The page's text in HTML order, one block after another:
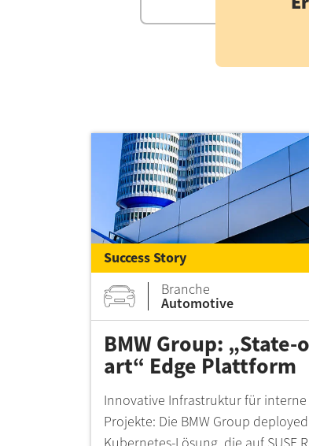
Success Story
Branche
Automotive
BMW Group: „State-
art“ Edge Plattform
Innovative Infrastruktur für interne
Projekte: Die BMW Group